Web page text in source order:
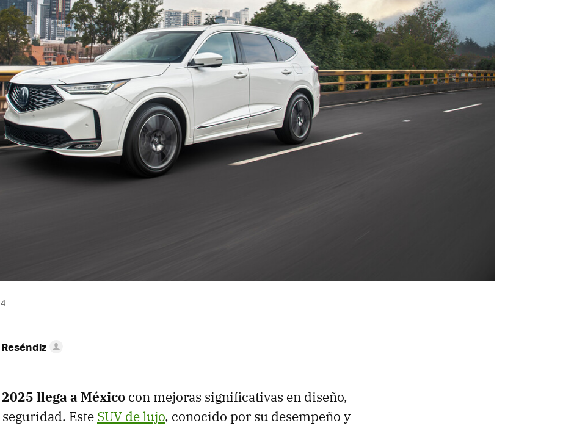
llega a México con mejoras significativas en diseño,
Este SUV de lujo, conocido por su desempeño y